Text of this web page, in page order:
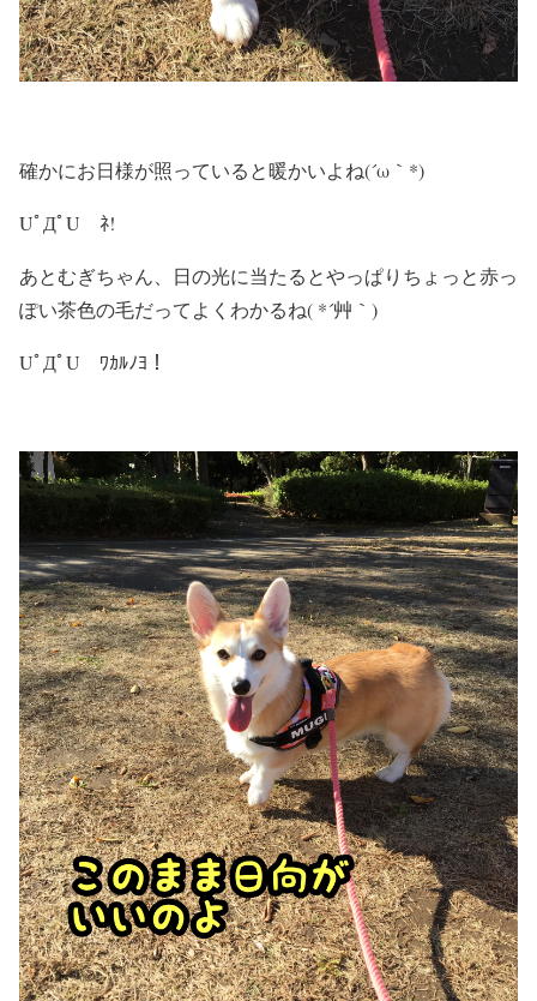
確かにお日様が照っていると暖かいよね(´ω｀*)
UﾟДﾟU ﾈ!
あとむぎちゃん、日の光に当たるとやっぱりちょっと赤っ
ぽい茶色の毛だってよくわかるね( *´艸｀)
UﾟДﾟU ﾜｶﾙﾉﾖ！